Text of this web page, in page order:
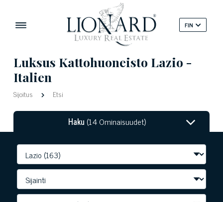
FIN
Luksus Kattohuoneisto Lazio -
Italien
Sijoitus Etsi
Haku (14 Ominaisuudet)